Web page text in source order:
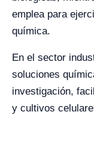
emplea para
química.
En el sector
soluciones
investigación,
y cultivos